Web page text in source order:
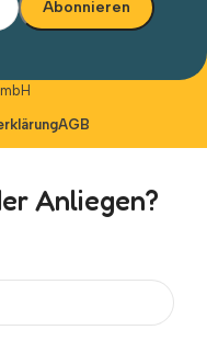
AGB
Anliegen?